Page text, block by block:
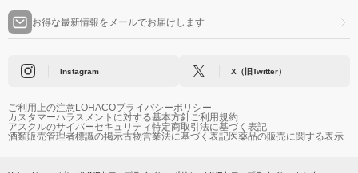
お得な最新情報をメールでお届けします
Instagram X（旧Twitter）
ご利用上の注意LOHACOプライバシーポリシー
カスタマーハラスメントに対する基本方針ご利用規約
アスクルのサイバーセキュリティ特定商取引法に基づく表記
酒類販売管理者標識の掲示古物営業法に基づく表記医薬品の販売に関する表示